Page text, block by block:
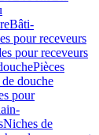
Bâti-
pour receveurs
pour receveurs
Pièces
douche
pour
Niches de